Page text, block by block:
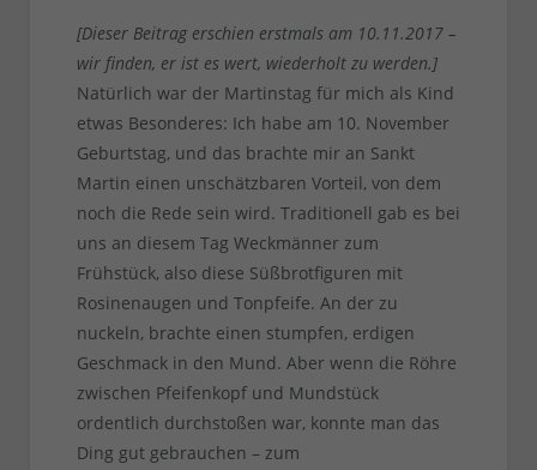
[Dieser Beitrag erschien erstmals am 10.11.2017 –
wir finden, er ist es wert, wiederholt zu werden.]
Natürlich war der Martinstag für mich als Kind
etwas Besonderes: Ich habe am 10. November
Geburtstag, und das brachte mir an Sankt
Martin einen unschätzbaren Vorteil, von dem
noch die Rede sein wird. Traditionell gab es bei
uns an diesem Tag Weckmänner zum
Frühstück, also diese Süßbrotfiguren mit
Rosinenaugen und Tonpfeife. An der zu
nuckeln, brachte einen stumpfen, erdigen
Geschmack in den Mund. Aber wenn die Röhre
zwischen Pfeifenkopf und Mundstück
ordentlich durchstoßen war, konnte man das
Ding gut gebrauchen – zum